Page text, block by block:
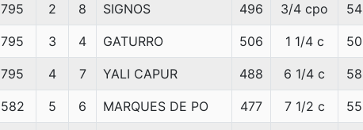
795 2 8 SIGNOS 496 3/4 cpo 54
795 3 4 GATURRO 506 1 1/4 c 50
795 4 7 YALI CAPUR 488 6 1/4 c 58
582 5 6 MARQUES DE PO 477 7 1/2 c 55